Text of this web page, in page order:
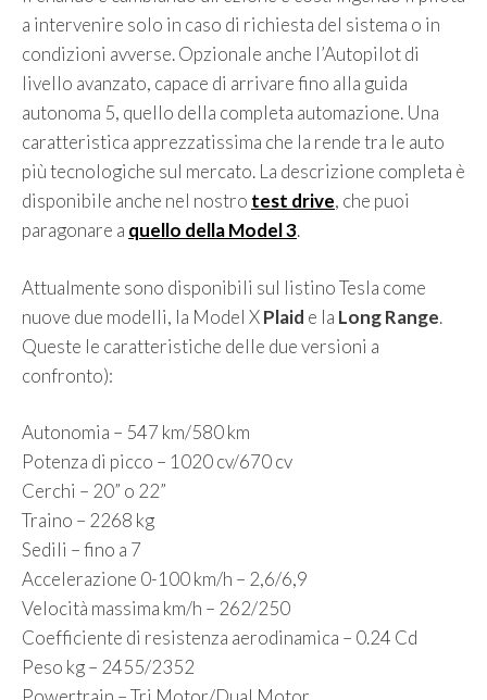
a intervenire solo in caso di richiesta del sistema o in
condizioni avverse. Opzionale anche l’Autopilot di
livello avanzato, capace di arrivare fino alla guida
autonoma 5, quello della completa automazione. Una
caratteristica apprezzatissima che la rende tra le auto
più tecnologiche sul mercato. La descrizione completa è
disponibile anche nel nostro test drive, che puoi
paragonare a quello della Model 3.
Attualmente sono disponibili sul listino Tesla come
nuove due modelli, la Model XPlaid e la Long Range.
Queste le caratteristiche delle due versioni a
confronto):
Autonomia – 547 km/580 km
Potenza di picco – 1020 cv/670 cv
Cerchi – 20” o 22”
Traino – 2268 kg
Sedili – fino a 7
Accelerazione 0-100 km/h – 2,6/6,9
Velocità massima km/h – 262/250
Coefficiente di resistenza aerodinamica – 0.24 Cd
Peso kg – 2455/2352